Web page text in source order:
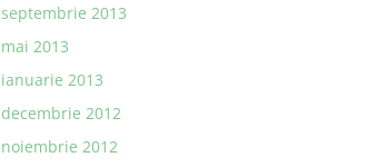
septembrie 2013
mai 2013
ianuarie 2013
decembrie 2012
noiembrie 2012